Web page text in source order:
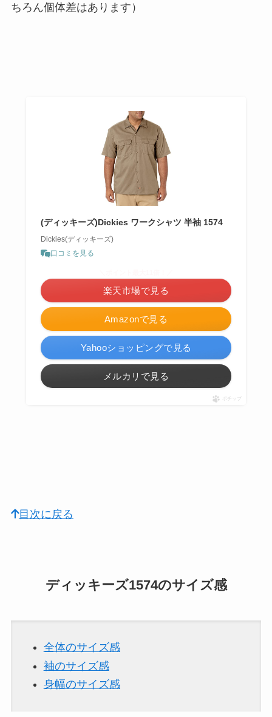
ちろん個体差はあります）
(ディッキーズ)Dickies ワークシャツ 半袖 1574
Dickies(ディッキーズ)
口コミを見る
Amazonで見る
楽天市場で見る
Yahooショッピングで見る
メルカリで見る
ポチップ
目次に戻る
ディッキーズ1574のサイズ感
全体のサイズ感
袖のサイズ感
身幅のサイズ感